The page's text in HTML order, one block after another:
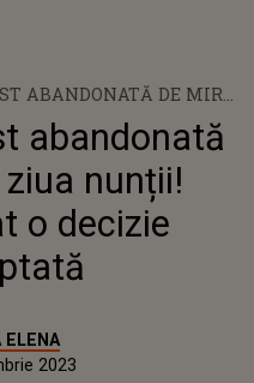
ABANDONATĂ DE MIRE
TÂNĂRA A LUAT O
abandonată
nunții!
o decizie
ELENA
2023